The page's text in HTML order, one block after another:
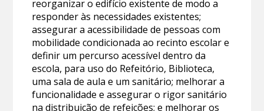
reorganizar o edifício existente de modo a
responder às necessidades existentes;
assegurar a acessibilidade de pessoas com
mobilidade condicionada ao recinto escolar e
definir um percurso acessível dentro da
escola, para uso do Refeitório, Biblioteca,
uma sala de aula e um sanitário; melhorar a
funcionalidade e assegurar o rigor sanitário
na distribuição de refeições; e melhorar os